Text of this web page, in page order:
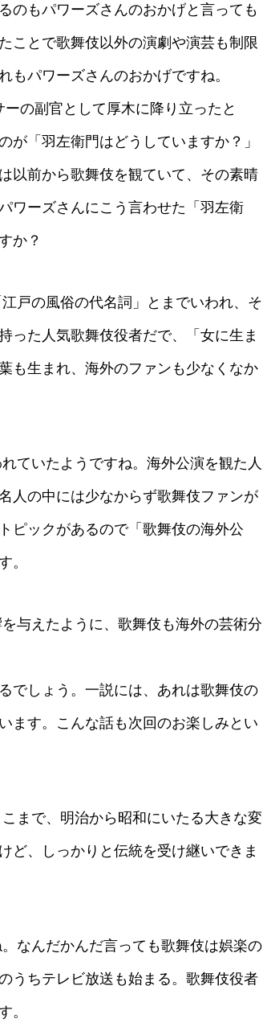
のもパワーズさんのおかげと言っても
ことで歌舞伎以外の演劇や演芸も制限
もパワーズさんのおかげですね。
の副官として厚木に降り立ったと
が「羽左衛門はどうしていますか？」
以前から歌舞伎を観ていて、その素晴
ワーズさんにこう言わせた「羽左衛
か？
戸の風俗の代名詞」とまでいわれ、そ
った人気歌舞伎役者だで、「女に生ま
も生まれ、海外のファンも少なくなか
ていたようですね。海外公演を観た人
人の中には少なからず歌舞伎ファンが
ピックがあるので「歌舞伎の海外公
。
与えたように、歌舞伎も海外の芸術分
でしょう。一説には、あれは歌舞伎の
ます。こんな話も次回のお楽しみとい
まで、明治から昭和にいたる大きな変
ど、しっかりと伝統を受け継いできま
なんだかんだ言っても歌舞伎は娯楽の
うちテレビ放送も始まる。歌舞伎役者
。